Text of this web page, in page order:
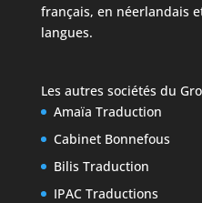
français, en néerlandais
langues.
Les autres sociétés du
Amaïa Traduction
Cabinet Bonnefous
Bilis Traduction
IPAC Traductions